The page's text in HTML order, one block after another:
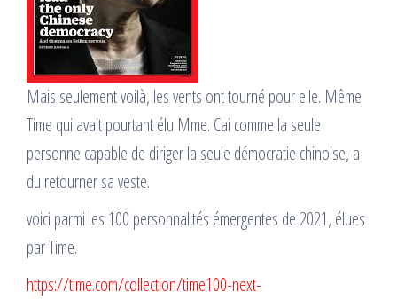
Mais seulement voilà, les vents ont tourné pour elle. Même
Time qui avait pourtant élu Mme. Cai comme la seule
personne capable de diriger la seule démocratie chinoise, a
du retourner sa veste.
voici parmi les 100 personnalités émergentes de 2021, élues
par Time.
https://time.com/collection/time100-next-